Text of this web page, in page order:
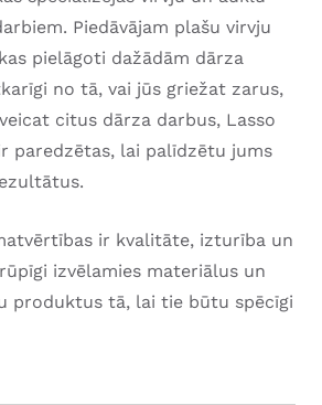
Piedāvājam plašu virvju
pielāgoti dažādām dārza
no tā, vai jūs griežat zarus,
citus dārza darbus, Lasso
paredzētas, lai palīdzētu jums
ir kvalitāte, izturība un
izvēlamies materiālus un
produktus tā, lai tie būtu spēcīgi